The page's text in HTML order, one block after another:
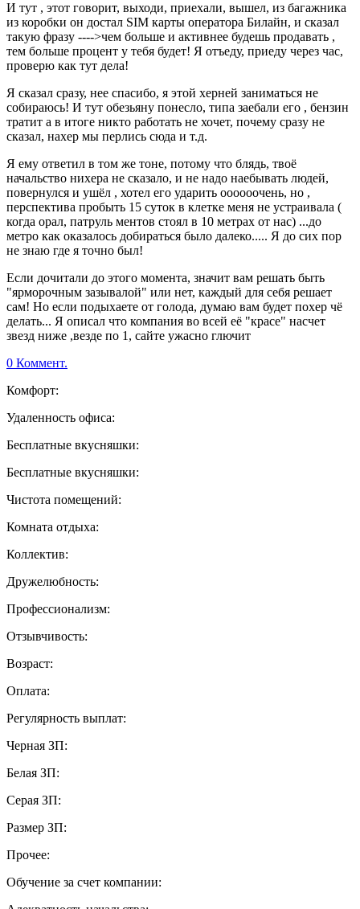
И тут , этот говорит, выходи, приехали, вышел, из багажника
из коробки он достал SIM карты оператора Билайн, и сказал
такую фразу ---->чем больше и активнее будешь продавать ,
тем больше процент у тебя будет! Я отъеду, приеду через час,
проверю как тут дела!
Я сказал сразу, нее спасибо, я этой херней заниматься не
собираюсь! И тут обезьяну понесло, типа заебали его , бензин
тратит а в итоге никто работать не хочет, почему сразу не
сказал, нахер мы перлись сюда и т.д.
Я ему ответил в том же тоне, потому что блядь, твоё
начальство нихера не сказало, и не надо наебывать людей,
повернулся и ушёл , хотел его ударить оооооочень, но ,
перспектива пробыть 15 суток в клетке меня не устраивала (
когда орал, патруль ментов стоял в 10 метрах от нас) ...до
метро как оказалось добираться было далеко..... Я до сих пор
не знаю где я точно был!
Если дочитали до этого момента, значит вам решать быть
"ярморочным зазывалой" или нет, каждый для себя решает
сам! Но если подыхаете от голода, думаю вам будет похер чё
делать... Я описал что компания во всей её "красе" насчет
звезд ниже ,везде по 1, сайте ужасно глючит
0 Коммент.
Комфорт:
Удаленность офиса:
Бесплатные вкусняшки:
Бесплатные вкусняшки:
Чистота помещений:
Комната отдыха:
Коллектив:
Дружелюбность:
Профессионализм:
Отзывчивость:
Возраст:
Оплата:
Регулярность выплат:
Черная ЗП:
Белая ЗП:
Серая ЗП:
Размер ЗП:
Прочее:
Обучение за счет компании: